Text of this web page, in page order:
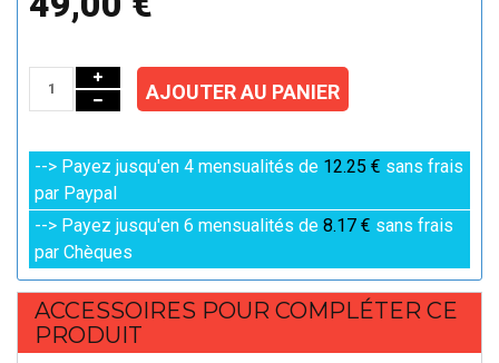
AJOUTER AU PANIER
--> Payez jusqu'en 4 mensualités de 12.25 € sans frais
par Paypal
--> Payez jusqu'en 6 mensualités de 8.17 € sans frais
par Chèques
ACCESSOIRES POUR COMPLÉTER CE
PRODUIT